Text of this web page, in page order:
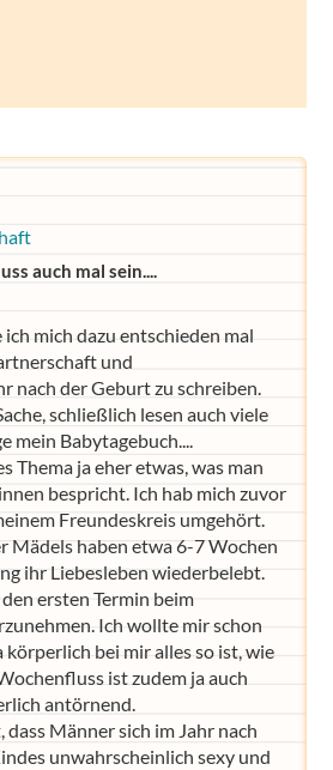
auch mal sein....
mich dazu entschieden mal
und
nach der Geburt zu schreiben.
schließlich lesen auch viele
mein Babytagebuch....
Thema ja eher etwas, was man
bespricht. Ich hab mich zuvor
Freundeskreis umgehört.
Mädels haben etwa 6-7 Wochen
ihr Liebesleben wiederbelebt.
ersten Termin beim
Ich wollte mir schon
körperlich bei mir alles so ist, wie
ist zudem ja auch
antörnend.
dass Männer sich im Jahr nach
unwahrscheinlich sexy und